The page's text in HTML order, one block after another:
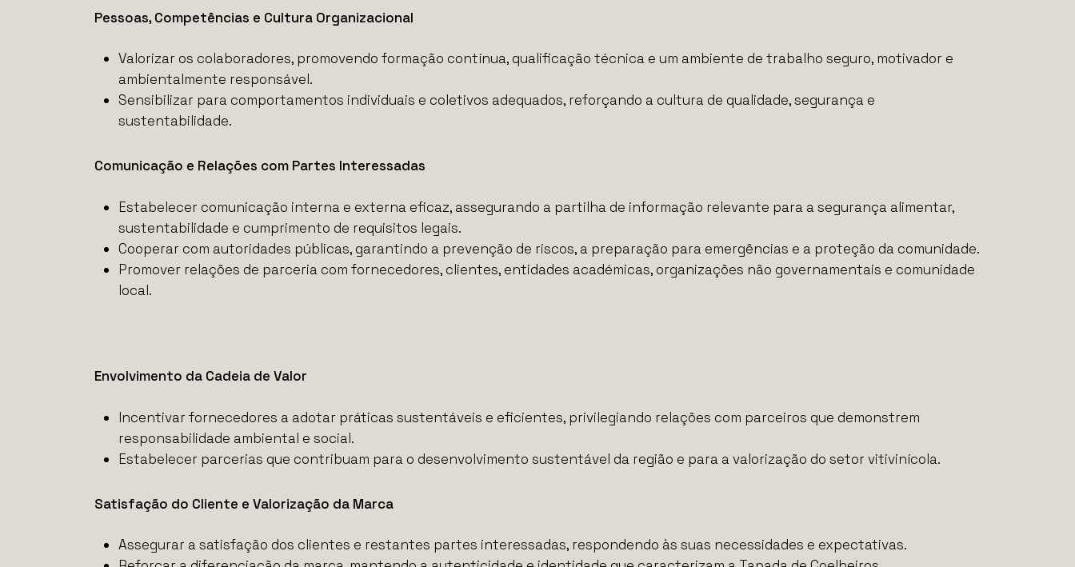
Pessoas, Competências e Cultura Organizacional
Valorizar os colaboradores, promovendo formação contínua, qualificação técnica e um ambiente de trabalho seguro, motivador e
ambientalmente responsável.
Sensibilizar para comportamentos individuais e coletivos adequados, reforçando a cultura de qualidade, segurança e
sustentabilidade.
Comunicação e Relações com Partes Interessadas
Estabelecer comunicação interna e externa eficaz, assegurando a partilha de informação relevante para a segurança alimentar,
sustentabilidade e cumprimento de requisitos legais.
Cooperar com autoridades públicas, garantindo a prevenção de riscos, a preparação para emergências e a proteção da comunidade.
Promover relações de parceria com fornecedores, clientes, entidades académicas, organizações não governamentais e comunidade
local.
Envolvimento da Cadeia de Valor
Incentivar fornecedores a adotar práticas sustentáveis e eficientes, privilegiando relações com parceiros que demonstrem
responsabilidade ambiental e social.
Estabelecer parcerias que contribuam para o desenvolvimento sustentável da região e para a valorização do setor vitivinícola.
Satisfação do Cliente e Valorização da Marca
Assegurar a satisfação dos clientes e restantes partes interessadas, respondendo às suas necessidades e expectativas.